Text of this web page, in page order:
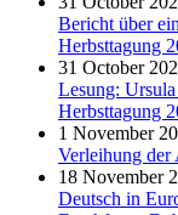
Bericht über
Herbsttagung
31 October
Lesung:
Herbsttagung
1 November
Verleihung der
18 November
Deutsch in